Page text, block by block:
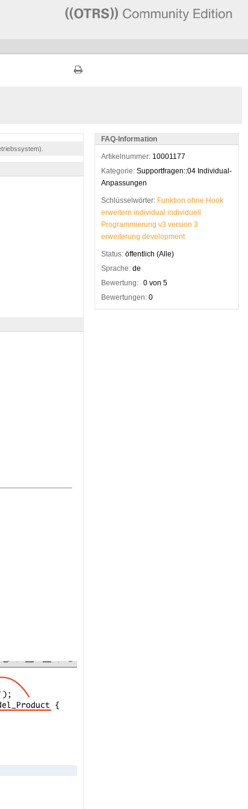
FAQ-Information
Artikelnummer: 10001177
Kategorie: Supportfragen::04 Individual-
Anpassungen
Schlüsselwörter: Funktion ohne Hook
erweitern individual individuell
Programmierung v3 version 3
erweiterung development
Status: öffentlich (Alle)
Sprache: de
Bewertung: 0 von 5
Bewertungen: 0